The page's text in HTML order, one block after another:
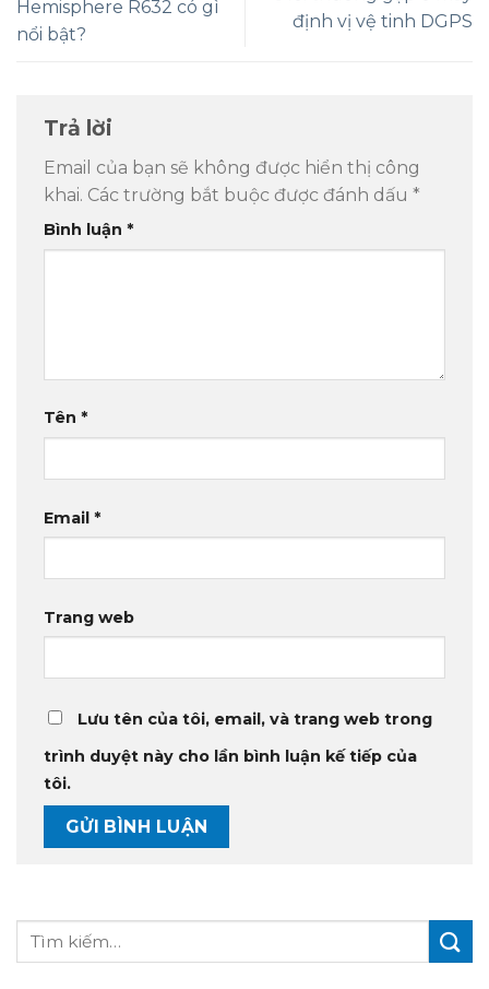
Hemisphere R632 có gì
nổi bật?
định vị vệ tinh DGPS
Trả lời
Email của bạn sẽ không được hiển thị công
khai. Các trường bắt buộc được đánh dấu *
Bình luận *
Tên *
Email *
Trang web
Lưu tên của tôi, email, và trang web trong
trình duyệt này cho lần bình luận kế tiếp của
tôi.